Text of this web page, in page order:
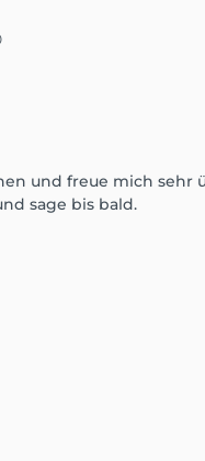
und freue mich
sage bis bald.